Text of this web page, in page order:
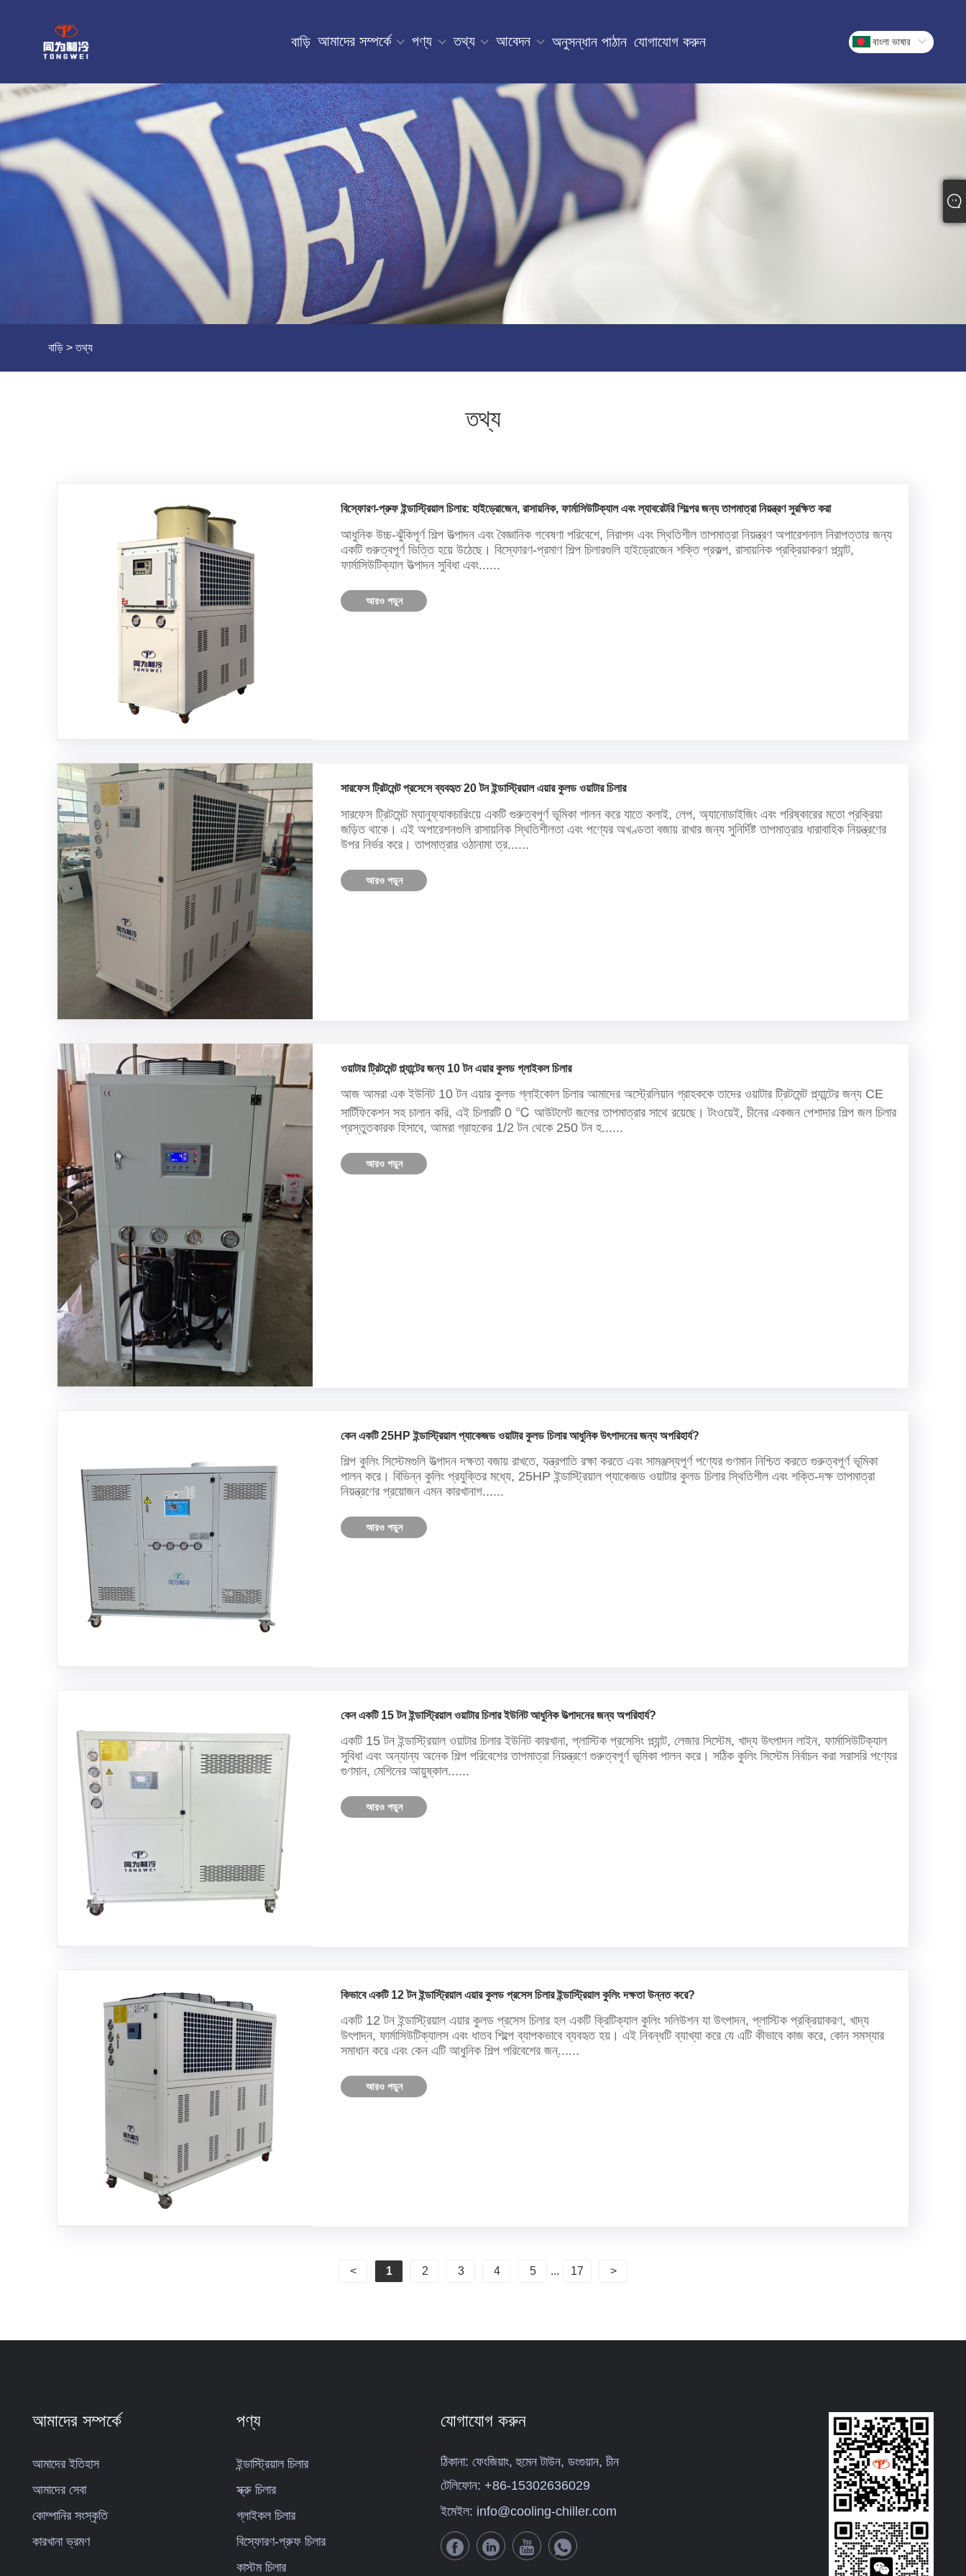
বাড়ি আমাদের সম্পর্কে পণ্য তথ্য আবেদন অনুসন্ধান পাঠান যোগাযোগ করুন বাংলা ভাষার
বাড়ি > তথ্য
তথ্য
বিস্ফোরণ-প্রুফ ইন্ডাস্ট্রিয়াল চিলার: হাইড্রোজেন, রাসায়নিক, ফার্মাসিউটিক্যাল এবং ল্যাবরেটরি শিল্পের জন্য তাপমাত্রা নিয়ন্ত্রণ সুরক্ষিত করা
আধুনিক উচ্চ-ঝুঁকিপূর্ণ শিল্প উত্পাদন এবং বৈজ্ঞানিক গবেষণা পরিবেশে, নিরাপদ এবং স্থিতিশীল তাপমাত্রা নিয়ন্ত্রণ অপারেশনাল নিরাপত্তার জন্য
একটি গুরুত্বপূর্ণ ভিত্তি হয়ে উঠেছে। বিস্ফোরণ-প্রমাণ শিল্প চিলারগুলি হাইড্রোজেন শক্তি প্রকল্প, রাসায়নিক প্রক্রিয়াকরণ প্ল্যান্ট,
ফার্মাসিউটিক্যাল উত্পাদন সুবিধা এবং......
আরও পড়ুন
সারফেস ট্রিটমেন্ট প্রসেসে ব্যবহৃত 20 টন ইন্ডাস্ট্রিয়াল এয়ার কুলড ওয়াটার চিলার
সারফেস ট্রিটমেন্ট ম্যানুফ্যাকচারিংয়ে একটি গুরুত্বপূর্ণ ভূমিকা পালন করে যাতে কলাই, লেপ, অ্যানোডাইজিং এবং পরিষ্কারের মতো প্রক্রিয়া
জড়িত থাকে। এই অপারেশনগুলি রাসায়নিক স্থিতিশীলতা এবং পণ্যের অখণ্ডতা বজায় রাখার জন্য সুনির্দিষ্ট তাপমাত্রার ধারাবাহিক নিয়ন্ত্রণের
উপর নির্ভর করে। তাপমাত্রার ওঠানামা ত্র......
আরও পড়ুন
ওয়াটার ট্রিটমেন্ট প্ল্যান্টের জন্য 10 টন এয়ার কুলড গ্লাইকল চিলার
আজ আমরা এক ইউনিট 10 টন এয়ার কুলড গ্লাইকোল চিলার আমাদের অস্ট্রেলিয়ান গ্রাহককে তাদের ওয়াটার ট্রিটমেন্ট প্ল্যান্টের জন্য CE
সার্টিফিকেশন সহ চালান করি, এই চিলারটি 0 ℃ আউটলেট জলের তাপমাত্রার সাথে রয়েছে। টংওয়েই, চীনের একজন পেশাদার শিল্প জল চিলার
প্রস্তুতকারক হিসাবে, আমরা গ্রাহকের 1/2 টন থেকে 250 টন হ......
আরও পড়ুন
কেন একটি 25HP ইন্ডাস্ট্রিয়াল প্যাকেজড ওয়াটার কুলড চিলার আধুনিক উৎপাদনের জন্য অপরিহার্য?
শিল্প কুলিং সিস্টেমগুলি উত্পাদন দক্ষতা বজায় রাখতে, যন্ত্রপাতি রক্ষা করতে এবং সামঞ্জস্যপূর্ণ পণ্যের গুণমান নিশ্চিত করতে গুরুত্বপূর্ণ ভূমিকা
পালন করে। বিভিন্ন কুলিং প্রযুক্তির মধ্যে, 25HP ইন্ডাস্ট্রিয়াল প্যাকেজড ওয়াটার কুলড চিলার স্থিতিশীল এবং শক্তি-দক্ষ তাপমাত্রা
নিয়ন্ত্রণের প্রয়োজন এমন কারখানাগ......
আরও পড়ুন
কেন একটি 15 টন ইন্ডাস্ট্রিয়াল ওয়াটার চিলার ইউনিট আধুনিক উত্পাদনের জন্য অপরিহার্য?
একটি 15 টন ইন্ডাস্ট্রিয়াল ওয়াটার চিলার ইউনিট কারখানা, প্লাস্টিক প্রসেসিং প্ল্যান্ট, লেজার সিস্টেম, খাদ্য উৎপাদন লাইন, ফার্মাসিউটিক্যাল
সুবিধা এবং অন্যান্য অনেক শিল্প পরিবেশের তাপমাত্রা নিয়ন্ত্রণে গুরুত্বপূর্ণ ভূমিকা পালন করে। সঠিক কুলিং সিস্টেম নির্বাচন করা সরাসরি পণ্যের
গুণমান, মেশিনের আয়ুষ্কাল......
আরও পড়ুন
কিভাবে একটি 12 টন ইন্ডাস্ট্রিয়াল এয়ার কুলড প্রসেস চিলার ইন্ডাস্ট্রিয়াল কুলিং দক্ষতা উন্নত করে?
একটি 12 টন ইন্ডাস্ট্রিয়াল এয়ার কুলড প্রসেস চিলার হল একটি ক্রিটিক্যাল কুলিং সলিউশন যা উৎপাদন, প্লাস্টিক প্রক্রিয়াকরণ, খাদ্য
উৎপাদন, ফার্মাসিউটিক্যালস এবং ধাতব শিল্পে ব্যাপকভাবে ব্যবহৃত হয়। এই নিবন্ধটি ব্যাখ্যা করে যে এটি কীভাবে কাজ করে, কোন সমস্যার
সমাধান করে এবং কেন এটি আধুনিক শিল্প পরিবেশের জন্......
আরও পড়ুন
< 1 2 3 4 5 ... 17 >
আমাদের সম্পর্কে
আমাদের ইতিহাস
আমাদের সেবা
কোম্পানির সংস্কৃতি
কারখানা ভ্রমণ
পণ্য
ইন্ডাস্ট্রিয়াল চিলার
স্ক্রু চিলার
গ্লাইকল চিলার
বিস্ফোরণ-প্রুফ চিলার
কাস্টম চিলার
যোগাযোগ করুন
ঠিকানা: ফেংজিয়াং, হুমেন টাউন, ডংগুয়ান, চীন
টেলিফোন: +86-15302636029
ইমেইল: info@cooling-chiller.com